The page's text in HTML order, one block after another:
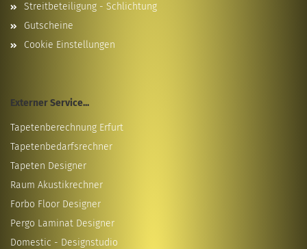
Streitbeteiligung - Schlichtung
Gutscheine
Cookie Einstellungen
Externer Service...
Tapetenberechnung Erfurt
Tapetenbedarfsrechner
Tapeten Designer
Raum Akustikrechner
Forbo Floor Designer
Pergo Laminat Designer
Domestic - Designstudio